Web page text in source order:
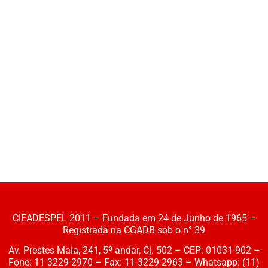
CIEADESPEL 2011 – Fundada em 24 de Junho de 1965 –
Registrada na CGADB sob o n° 39
Av. Prestes Maia, 241, 5º andar, Cj. 502 – CEP: 01031-902 –
Fone: 11-3229-2970 – Fax: 11-3229-2963 – Whatsapp: (11)